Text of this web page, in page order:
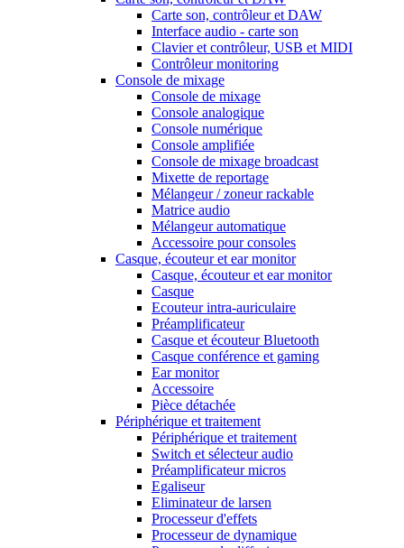
Carte son, contrôleur et DAW
Interface audio - carte son
Clavier et contrôleur, USB et MIDI
Contrôleur monitoring
Console de mixage
Console de mixage
Console analogique
Console numérique
Console amplifiée
Console de mixage broadcast
Mixette de reportage
Mélangeur / zoneur rackable
Matrice audio
Mélangeur automatique
Accessoire pour consoles
Casque, écouteur et ear monitor
Casque, écouteur et ear monitor
Casque
Ecouteur intra-auriculaire
Préamplificateur
Casque et écouteur Bluetooth
Casque conférence et gaming
Ear monitor
Accessoire
Pièce détachée
Périphérique et traitement
Périphérique et traitement
Switch et sélecteur audio
Préamplificateur micros
Egaliseur
Eliminateur de larsen
Processeur d'effets
Processeur de dynamique